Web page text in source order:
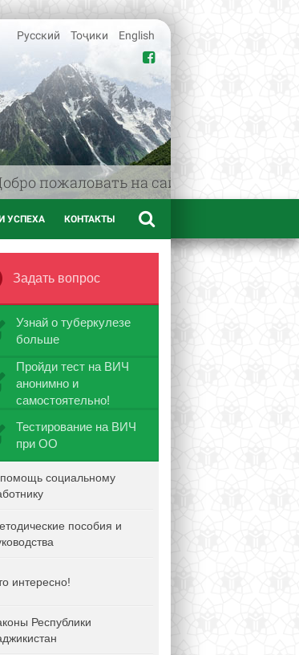
пожаловать на сайт www.afif.tj -
Русский Тоҷики English
УСПЕХА КОНТАКТЫ
Задать вопрос
Узнай о туберкулезе
больше
Пройди тест на ВИЧ
анонимно и
самостоятельно!
Тестирование на ВИЧ
при ОО
социальному
пособия и
интересно!
Республики